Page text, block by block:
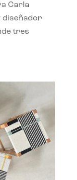
Carla
diseñador
tres